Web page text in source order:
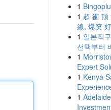
1
1 超 衝 頂
線, 爆笑
1 일본직
선택부터
1
Expert
1 Kenya
1